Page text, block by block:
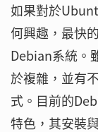
如果對於
何興趣，最快
Debian系統。
於複雜，並有
式。目前的
特色，其安裝